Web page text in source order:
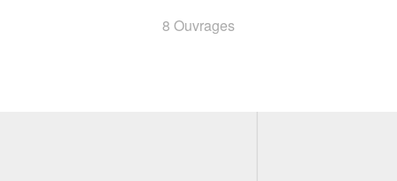
8 Ouvrages